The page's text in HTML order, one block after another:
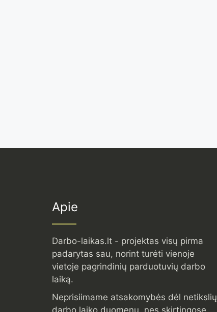
Apie
Darbo-laikas.lt - projektas visų pirma
padarytas sau, norint turėti vienoje
vietoje pagrindinių parduotuvių darbo
laiką.
Neprisiimame atsakomybės dėl netikslių
darbo laiko duomenų, nes skirtingose